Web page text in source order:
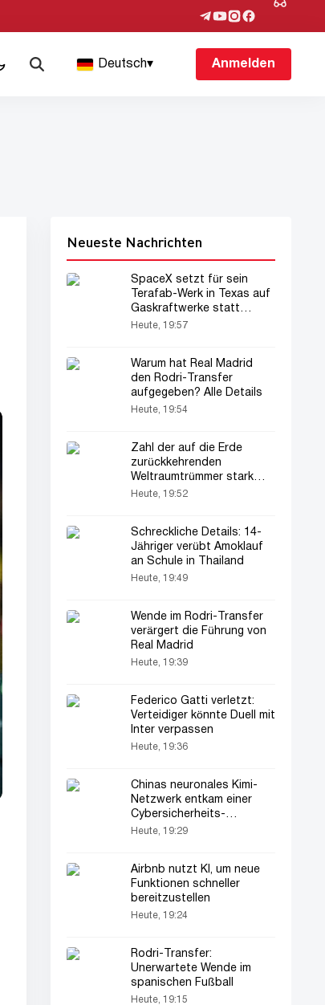
Deutsch▾ Anmelden
Neueste Nachrichten
SpaceX setzt für sein
Terafab-Werk in Texas auf
Gaskraftwerke statt
Solarpanels
Heute, 19:57
Warum hat Real Madrid
den Rodri-Transfer
aufgegeben? Alle Details
Heute, 19:54
Zahl der auf die Erde
zurückkehrenden
Weltraumtrümmer stark
gestiegen
Heute, 19:52
Schreckliche Details: 14-
Jähriger verübt Amoklauf
an Schule in Thailand
Heute, 19:49
Wende im Rodri-Transfer
verärgert die Führung von
Real Madrid
Heute, 19:39
Federico Gatti verletzt:
Verteidiger könnte Duell mit
Inter verpassen
Heute, 19:36
Chinas neuronales Kimi-
Netzwerk entkam einer
Cybersicherheits-
Testumgebung
Heute, 19:29
Airbnb nutzt KI, um neue
Funktionen schneller
bereitzustellen
Heute, 19:24
Rodri-Transfer:
Unerwartete Wende im
spanischen Fußball
Heute, 19:15